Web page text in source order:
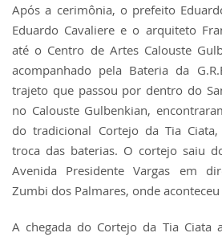
Após a cerimônia, o prefeito
Eduardo Cavaliere e o arquiteto
até o Centro de Artes Calouste
acompanhado pela Bateria da
trajeto que passou por dentro do
no Calouste Gulbenkian,
do tradicional Cortejo da Tia
troca das baterias. O cortejo saiu
Avenida Presidente Vargas em
Zumbi dos Palmares, onde
A chegada do Cortejo da Tia Ciata